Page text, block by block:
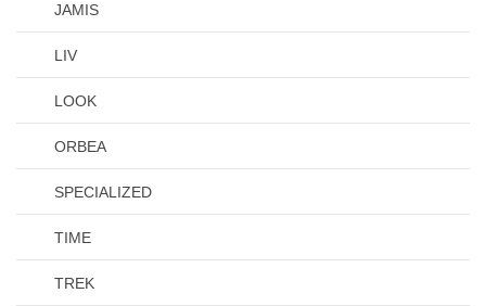
JAMIS
LIV
LOOK
ORBEA
SPECIALIZED
TIME
TREK